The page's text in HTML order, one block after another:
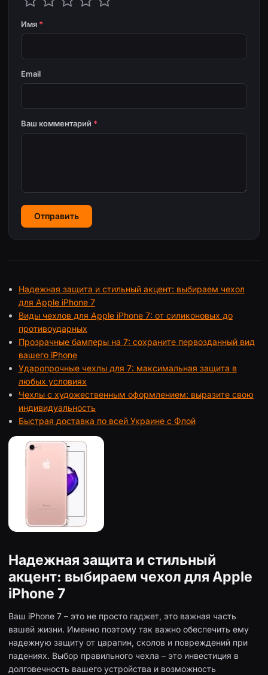
Имя *
Email
Ваш комментарий *
Отправить
Надежная защита и стильный акцент: выбираем чехол
для Apple iPhone 7
Виды чехлов для Apple iPhone 7: от силиконовых до
противоударных
Прозрачные бамперы на 7: сохраните первозданный вид
вашего iPhone
Ударопрочные чехлы для 7: максимальная защита в
любых условиях
Чехлы с художественным оформлением: выразите свою
индивидуальность
Быстрая доставка по всей Украине с Флой
Надежная защита и стильный
акцент: выбираем чехол для Apple
iPhone 7
Ваш iPhone 7 – это не просто гаджет, это важная часть
вашей жизни. Именно поэтому так важно обеспечить ему
надежную защиту от царапин, сколов и повреждений при
падениях. Выбор правильного чехла – это инвестиция в
долговечность вашего устройства и возможность